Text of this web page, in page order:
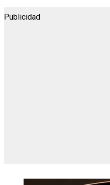
Publicidad